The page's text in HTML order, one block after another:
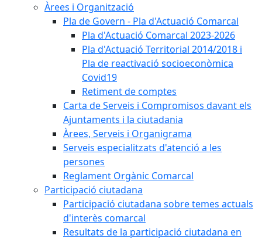
Àrees i Organització
Pla de Govern - Pla d'Actuació Comarcal
Pla d'Actuació Comarcal 2023-2026
Pla d'Actuació Territorial 2014/2018 i
Pla de reactivació socioeconòmica
Covid19
Retiment de comptes
Carta de Serveis i Compromisos davant els
Ajuntaments i la ciutadania
Àrees, Serveis i Organigrama
Serveis especialitzats d'atenció a les
persones
Reglament Orgànic Comarcal
Participació ciutadana
Participació ciutadana sobre temes actuals
d'interès comarcal
Resultats de la participació ciutadana en